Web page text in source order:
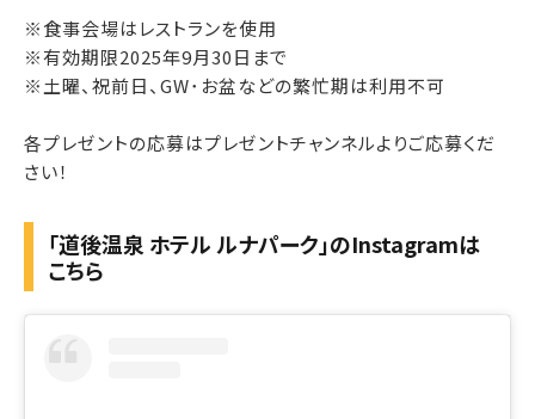
※食事会場はレストランを使用
※有効期限2025年9月30日まで
※土曜、祝前日、GW･お盆などの繁忙期は利用不可
各プレゼントの応募はプレゼントチャンネルよりご応募くだ
さい！
「道後温泉 ホテル ルナパーク」のInstagramは
こちら